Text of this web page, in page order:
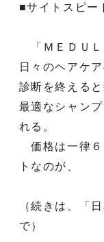
■サイトスピー
「ＭＥＤＵＬ
日々のヘアケ
診断を終える
最適なシャン
れる。
価格は一律６
トなのが、
（続きは、「
で）